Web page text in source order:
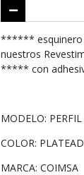
****** esquinero
nuestros
***** con
MODELO:
COLOR:
MARCA: COIMSA